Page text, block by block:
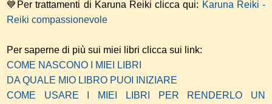
💙Per trattamenti di Karuna Reiki clicca qui: Karuna Reiki -
Reiki compassionevole
Per saperne di più sui miei libri clicca sui link:
COME NASCONO I MIEI LIBRI
DA QUALE MIO LIBRO PUOI INIZIARE
COME USARE I MIEI LIBRI PER RENDERLO UN